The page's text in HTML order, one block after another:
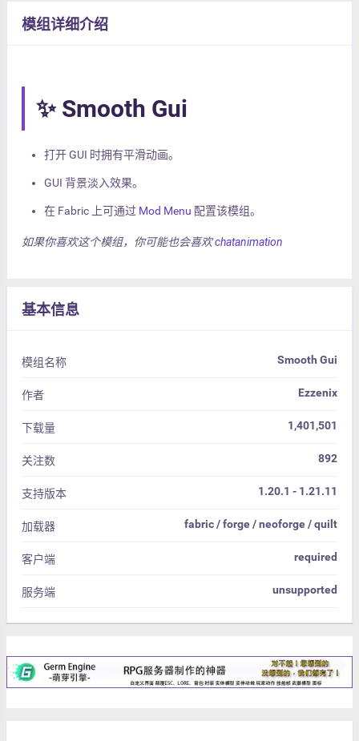
模组详细介绍
✨ Smooth Gui
打开 GUI 时拥有平滑动画。
GUI 背景淡入效果。
在 Fabric 上可通过 Mod Menu 配置该模组。
如果你喜欢这个模组，你可能也会喜欢chatanimation
基本信息
模组名称 Smooth Gui
作者 Ezzenix
下载量 1,401,501
关注数 892
支持版本 1.20.1 - 1.21.11
加载器 fabric / forge / neoforge / quilt
客户端 required
服务端 unsupported